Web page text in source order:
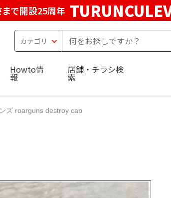
まで開設25周年
Howto情
報
店舗・チラシ検
索
ズ roarguns destroy cap